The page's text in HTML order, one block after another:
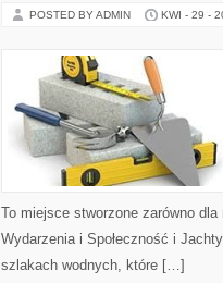
POSTED BY ADMIN KWI - 29 -
To miejsce stworzone zarówno
Wydarzenia i Społeczność i
szlakach wodnych, które […]